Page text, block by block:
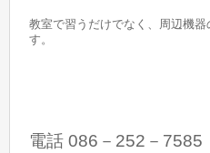
教室で習うだけでなく、周辺機
す。
電話 086－252－7585